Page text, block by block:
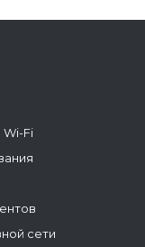
Wi-Fi
сети